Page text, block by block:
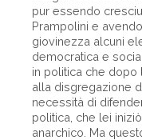
pur essendo
Prampolini e
giovinezza alcuni
democratica e
in politica che dopo
alla disgregazione
necessità di
politica, che lei
anarchico. Ma